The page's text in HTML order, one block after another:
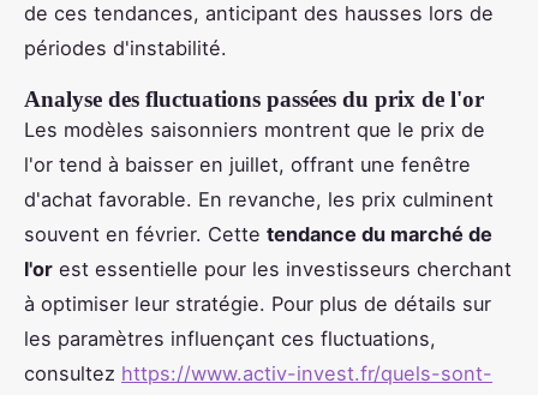
de ces tendances, anticipant des hausses lors de
périodes d'instabilité.
Analyse des fluctuations passées du prix de l'or
Les modèles saisonniers montrent que le prix de
l'or tend à baisser en juillet, offrant une fenêtre
d'achat favorable. En revanche, les prix culminent
souvent en février. Cette tendance du marché de
l'or est essentielle pour les investisseurs cherchant
à optimiser leur stratégie. Pour plus de détails sur
les paramètres influençant ces fluctuations,
consultez https://www.activ-invest.fr/quels-sont-